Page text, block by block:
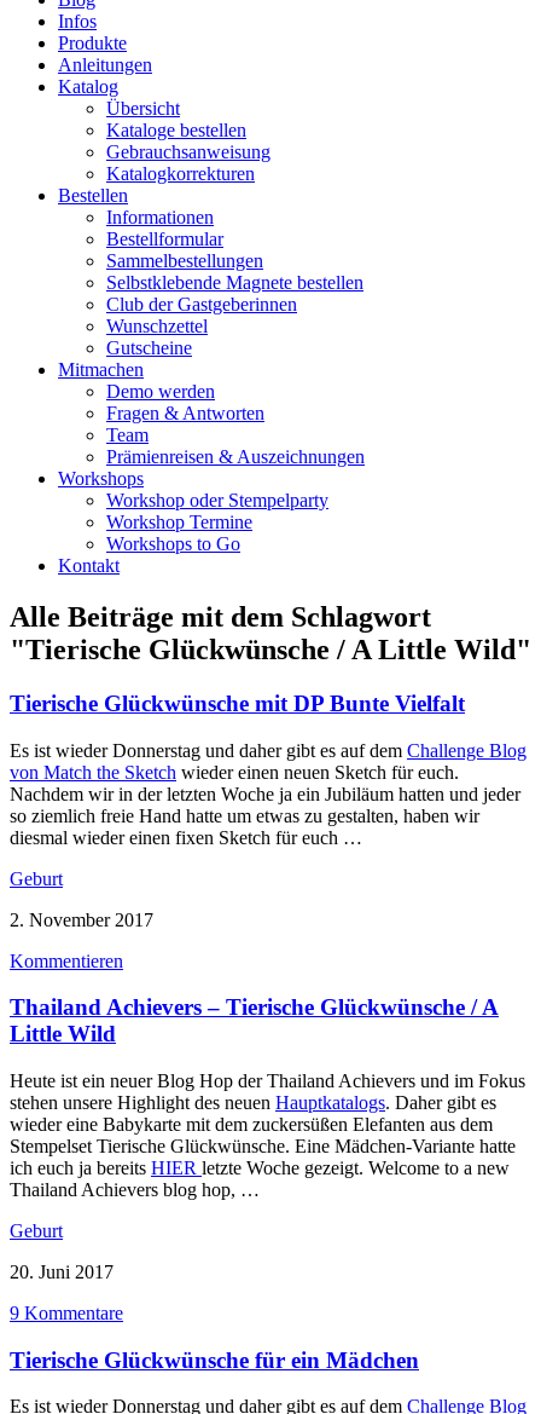
Infos
Produkte
Anleitungen
Katalog
Übersicht
Kataloge bestellen
Gebrauchsanweisung
Katalogkorrekturen
Bestellen
Informationen
Bestellformular
Sammelbestellungen
Selbstklebende Magnete bestellen
Club der Gastgeberinnen
Wunschzettel
Gutscheine
Mitmachen
Demo werden
Fragen & Antworten
Team
Prämienreisen & Auszeichnungen
Workshops
Workshop oder Stempelparty
Workshop Termine
Workshops to Go
Kontakt
Alle Beiträge mit dem Schlagwort
"Tierische Glückwünsche / A Little Wild"
Tierische Glückwünsche mit DP Bunte Vielfalt
Es ist wieder Donnerstag und daher gibt es auf dem Challenge Blog
von Match the Sketch wieder einen neuen Sketch für euch.
Nachdem wir in der letzten Woche ja ein Jubiläum hatten und jeder
so ziemlich freie Hand hatte um etwas zu gestalten, haben wir
diesmal wieder einen fixen Sketch für euch …
Geburt
2. November 2017
Kommentieren
Thailand Achievers – Tierische Glückwünsche / A
Little Wild
Heute ist ein neuer Blog Hop der Thailand Achievers und im Fokus
stehen unsere Highlight des neuen Hauptkatalogs. Daher gibt es
wieder eine Babykarte mit dem zuckersüßen Elefanten aus dem
Stempelset Tierische Glückwünsche. Eine Mädchen-Variante hatte
ich euch ja bereits HIER letzte Woche gezeigt. Welcome to a new
Thailand Achievers blog hop, …
Geburt
20. Juni 2017
9 Kommentare
Tierische Glückwünsche für ein Mädchen
Es ist wieder Donnerstag und daher gibt es auf dem Challenge Blog